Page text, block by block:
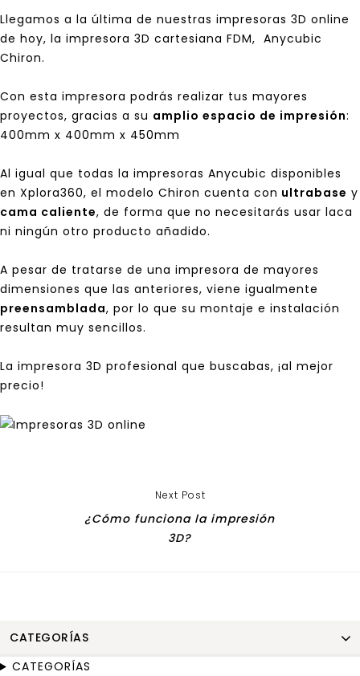
Llegamos a la última de nuestras impresoras 3D online
de hoy, la impresora 3D cartesiana FDM, Anycubic
Chiron.
Con esta impresora podrás realizar tus mayores
proyectos, gracias a su amplio espacio de impresión:
400mm x 400mm x 450mm
Al igual que todas la impresoras Anycubic disponibles
en Xplora360, el modelo Chiron cuenta con ultrabase y
cama caliente, de forma que no necesitarás usar laca
ni ningún otro producto añadido.
A pesar de tratarse de una impresora de mayores
dimensiones que las anteriores, viene igualmente
preensamblada, por lo que su montaje e instalación
resultan muy sencillos.
La impresora 3D profesional que buscabas, ¡al mejor
precio!
Next Post
¿Cómo funciona la impresión
3D?
CATEGORÍAS
CATEGORÍAS